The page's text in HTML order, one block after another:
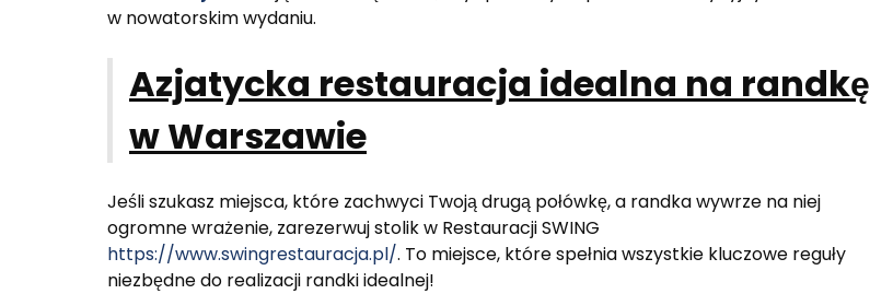
w nowatorskim wydaniu.
Azjatycka restauracja idealna na randkę
w Warszawie
Jeśli szukasz miejsca, które zachwyci Twoją drugą połówkę, a randka wywrze na niej
ogromne wrażenie, zarezerwuj stolik w Restauracji SWING
https://www.swingrestauracja.pl/. To miejsce, które spełnia wszystkie kluczowe reguły
niezbędne do realizacji randki idealnej!